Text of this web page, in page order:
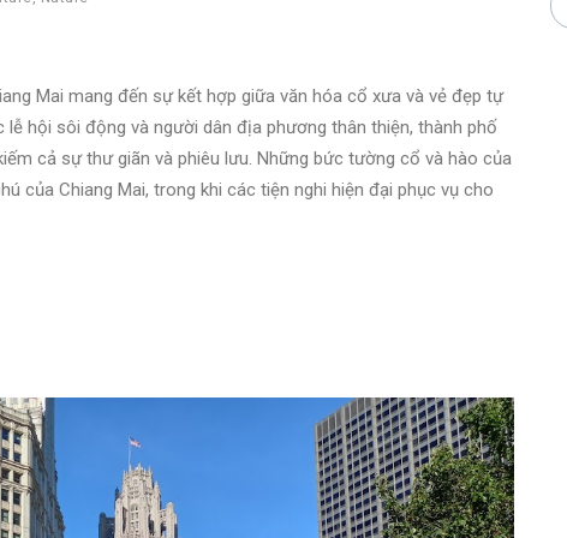
Mai mang đến sự kết hợp giữa văn hóa cổ xưa và vẻ đẹp tự
hội sôi động và người dân địa phương thân thiện, thành phố
cả sự thư giãn và phiêu lưu. Những bức tường cổ và hào của
của Chiang Mai, trong khi các tiện nghi hiện đại phục vụ cho